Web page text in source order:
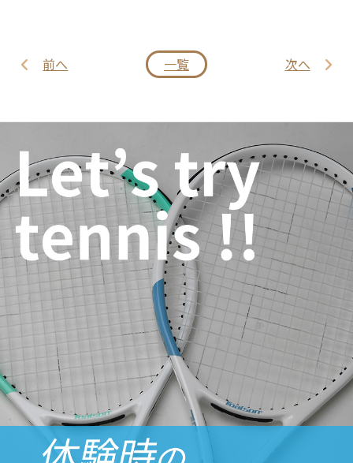
前へ 一覧 次へ